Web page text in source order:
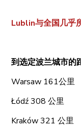
Lublin与全国几乎
到选定波兰城市的
Warsaw 161公里
Łódź 308 公里
Kraków 321 公里